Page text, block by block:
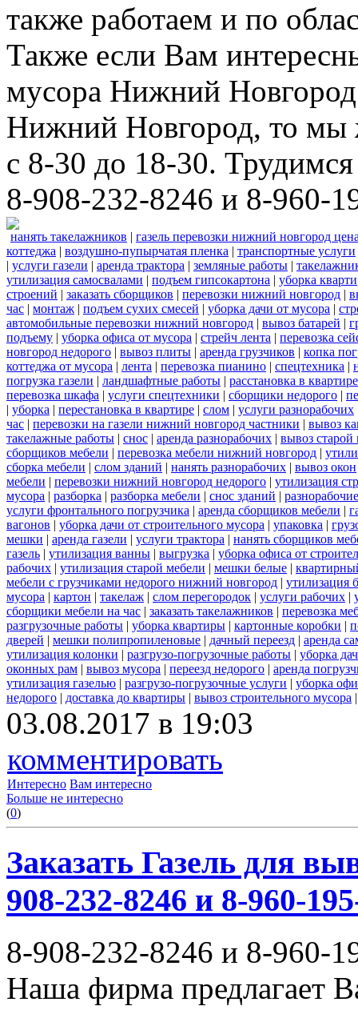
также работаем и по
Также если Вам
мусора Нижний
Нижний Новгород, то мы
с 8-30 до 18-30.
8-908-232-8246 и 8-960-
нанять такелажников | газель перевозки нижний новгород
коттеджа | воздушно-пупырчатая пленка | транспортные услуги
| услуги газели | аренда трактора | земляные работы |
утилизация самосвалами | подъем гипсокартона | уборка
строений | заказать сборщиков | перевозки нижний новгород |
час | монтаж | подъем сухих смесей | уборка дачи от мусора |
автомобильные перевозки нижний новгород | вывоз батарей |
подъему | уборка офиса от мусора | стрейч лента | перевозка
новгород недорого | вывоз плиты | аренда грузчиков | копка
коттеджа от мусора | лента | перевозка пианино | спецтехника |
погрузка газели | ландшафтные работы | расстановка в квартире
перевозка шкафа | услуги спецтехники | сборщики недорого |
| уборка | перестановка в квартире | слом | услуги разнорабочих
час | перевозки на газели нижний новгород частники | вывоз
такелажные работы | снос | аренда разнорабочих | вывоз старой
сборщиков мебели | перевозка мебели нижний новгород |
сборка мебели | слом зданий | нанять разнорабочих | вывоз окон
мебели | перевозки нижний новгород недорого | утилизация
мусора | разборка | разборка мебели | снос зданий |
услуги фронтального погрузчика | аренда сборщиков мебели |
вагонов | уборка дачи от строительного мусора | упаковка |
мешки | аренда газели | услуги трактора | нанять сборщиков
газель | утилизация ванны | выгрузка | уборка офиса от
рабочих | утилизация старой мебели | мешки белые |
мебели с грузчиками недорого нижний новгород | утилизация
мусора | картон | такелаж | слом перегородок | услуги рабочих |
сборщики мебели на час | заказать такелажников | перевозка
разгрузочные работы | уборка квартиры | картонные коробки |
дверей | мешки полипропиленовые | дачный переезд | аренда
утилизация колонки | разгрузо-погрузочные работы | уборка
оконных рам | вывоз мусора | переезд недорого | аренда
утилизация газелью | разгрузо-погрузочные услуги | уборка
недорого | доставка до квартиры | вывоз строительного мусора
03.08.2017 в 19:03
комментировать
Интересно Вам интересно
Больше не интересно
(0)
Заказать Газель для
908-232-8246 и 8-960-
8-908-232-8246 и 8-960-
Наша фирма предлагает